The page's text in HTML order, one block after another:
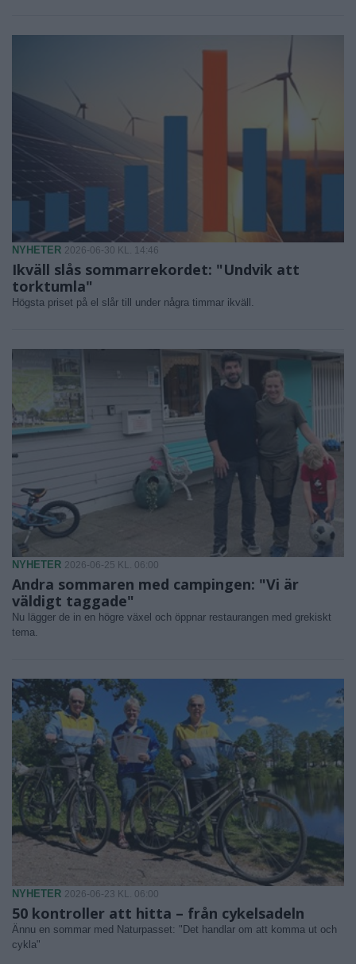
NYHETER 2026-06-30 KL. 14:46
Ikväll slås sommarrekordet: "Undvik att
torktumla"
Högsta priset på el slår till under några timmar ikväll.
NYHETER 2026-06-25 KL. 06:00
Andra sommaren med campingen: "Vi är
väldigt taggade"
Nu lägger de in en högre växel och öppnar restaurangen med grekiskt
tema.
NYHETER 2026-06-23 KL. 06:00
50 kontroller att hitta – från cykelsadeln
Ännu en sommar med Naturpasset: "Det handlar om att komma ut och
cykla"